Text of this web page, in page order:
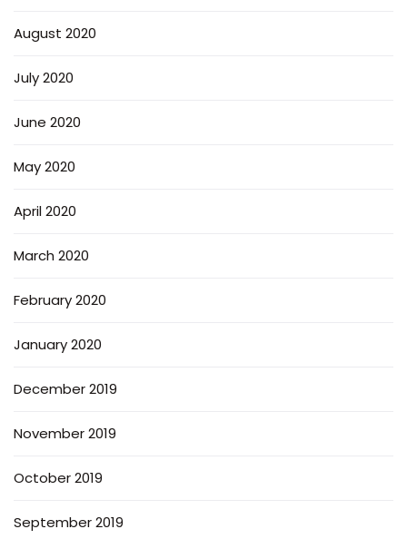
August 2020
July 2020
June 2020
May 2020
April 2020
March 2020
February 2020
January 2020
December 2019
November 2019
October 2019
September 2019